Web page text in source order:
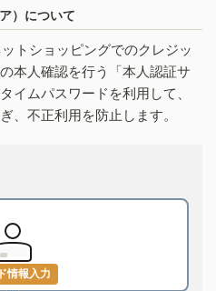
）について
トショッピングでのクレジッ
本人確認を行う「本人認証サ
イムパスワードを利用して、
、不正利用を防止します。
情報入力